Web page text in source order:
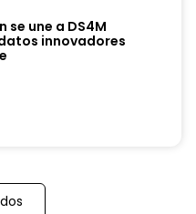
se une a DS4M
innovadores